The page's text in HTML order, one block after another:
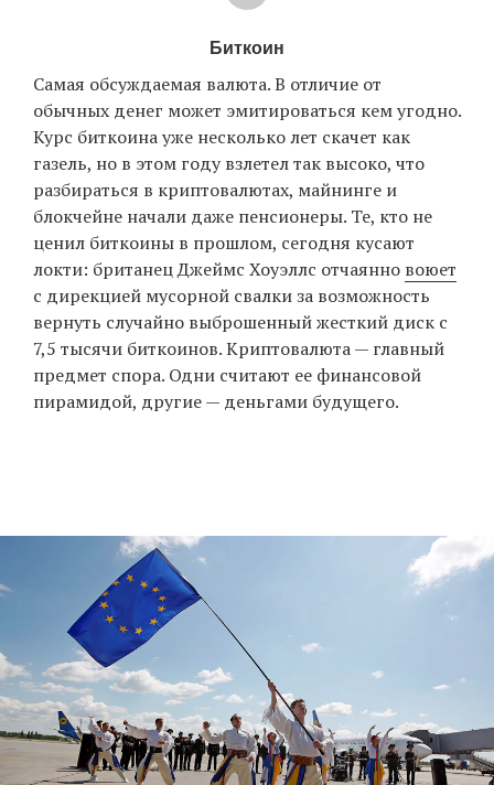
Биткоин
Самая обсуждаемая валюта. В отличие от
обычных денег может эмитироваться кем угодно.
Курс биткоина уже несколько лет скачет как
газель, но в этом году взлетел так высоко, что
разбираться в криптовалютах, майнинге и
блокчейне начали даже пенсионеры. Те, кто не
ценил биткоины в прошлом, сегодня кусают
локти: британец Джеймс Хоуэллс отчаянно воюет
с дирекцией мусорной свалки за возможность
вернуть случайно выброшенный жесткий диск с
7,5 тысячи биткоинов. Криптовалюта — главный
предмет спора. Одни считают ее финансовой
пирамидой, другие — деньгами будущего.